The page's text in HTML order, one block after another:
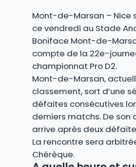
Mont-de-Marsan – Nice
ce vendredi au Stade
Boniface Mont-de-
compte de la 22e-
championnat Pro D2.
Mont-de-Marsan,
classement, sort d’une
défaites consécutives
derniers matchs. De son
arrive après deux
La rencontre sera
Chérèque.